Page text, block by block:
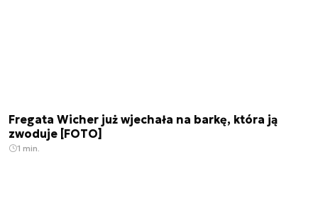
Fregata Wicher już wjechała na barkę, która ją
zwoduje [FOTO]
1 min.